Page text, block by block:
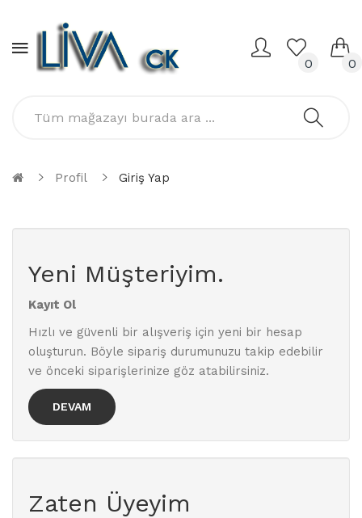
0 0
Profil Giriş Yap
Yeni Müşteriyim.
Kayıt Ol
Hızlı ve güvenli bir alışveriş için yeni bir hesap
oluşturun. Böyle sipariş durumunuzu takip edebilir
ve önceki siparişlerinize göz atabilirsiniz.
DEVAM
Zaten Üyeyim